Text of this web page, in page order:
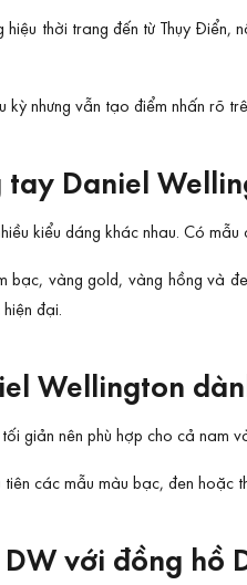
thời trang đến từ Thụy
kỳ nhưng vẫn tạo điểm nhấn rõ
tay Daniel
kiểu dáng khác nhau. Có
bạc, vàng gold, vàng hồng và
đại.
Wellington
giản nên phù hợp cho cả nam
tiên các mẫu màu bạc, đen hoặc
với đồng hồ